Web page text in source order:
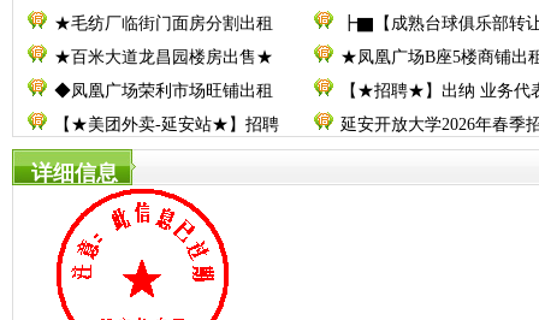
★毛纺厂临街门面房分割出租
┣▇【成熟台球俱乐部转
★百米大道龙昌园楼房出售★
★凤凰广场B座5楼商铺出
◆凤凰广场荣利市场旺铺出租
【★招聘★】出纳 业务代
【★美团外卖-延安站★】招聘
延安开放大学2026年春季
详细信息